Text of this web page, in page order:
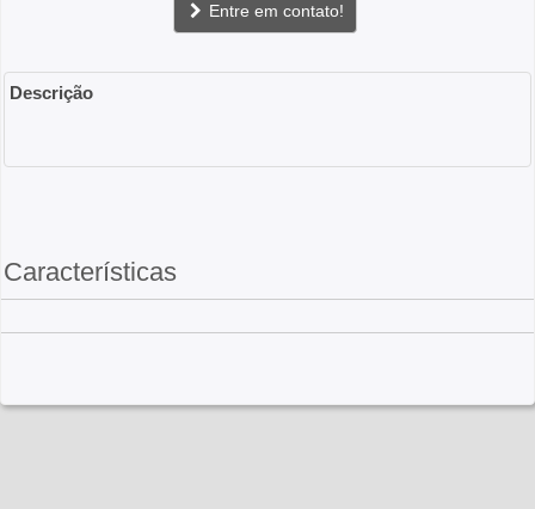
Entre em contato!
Descrição
Características